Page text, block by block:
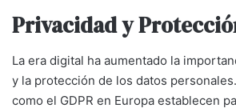
Privacidad y
La era digital ha aumentado la
y la protección de los datos
como el GDPR en Europa establecen